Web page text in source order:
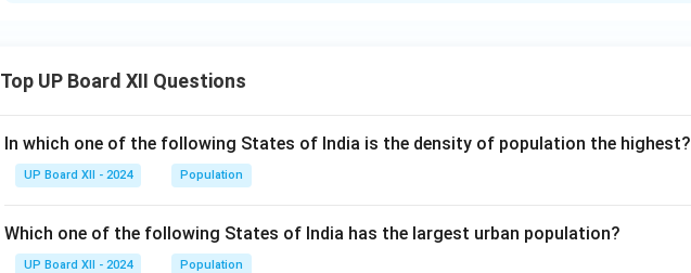
Download Solution in PDF
Top UP Board XII Questions
In which one of the following States of India is the density of population the highest?
UP Board XII - 2024 Population
Which one of the following States of India has the largest urban population?
UP Board XII - 2024 Population